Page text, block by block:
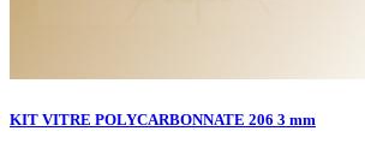
KIT VITRE POLYCARBONNATE 206 3 mm